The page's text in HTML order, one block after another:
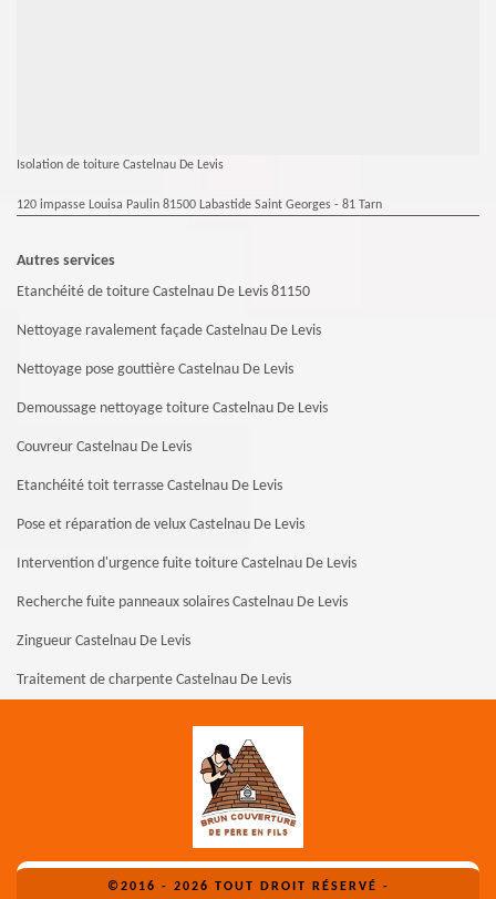
Isolation de toiture Castelnau De Levis
120 impasse Louisa Paulin 81500 Labastide Saint Georges - 81 Tarn
Autres services
Etanchéité de toiture Castelnau De Levis 81150
Nettoyage ravalement façade Castelnau De Levis
Nettoyage pose gouttière Castelnau De Levis
Demoussage nettoyage toiture Castelnau De Levis
Couvreur Castelnau De Levis
Etanchéité toit terrasse Castelnau De Levis
Pose et réparation de velux Castelnau De Levis
Intervention d'urgence fuite toiture Castelnau De Levis
Recherche fuite panneaux solaires Castelnau De Levis
Zingueur Castelnau De Levis
Traitement de charpente Castelnau De Levis
©2016 - 2026 TOUT DROIT RÉSERVÉ -